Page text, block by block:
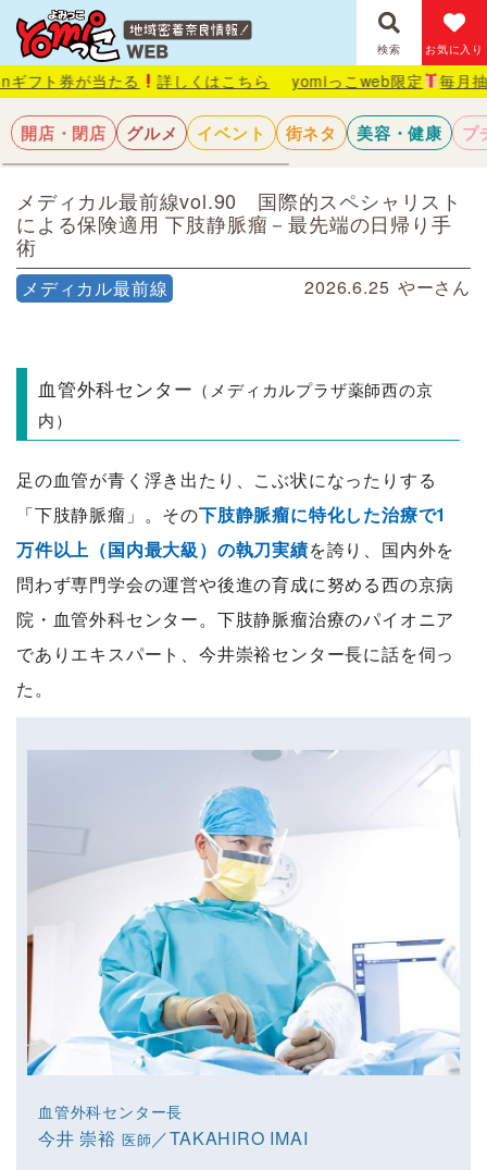
検索 お気に入り
る 詳しくはこちら yomiっこweb限定 毎月抽選で1名様に
開店・閉店 グルメ イベント 街ネタ 美容・健康 プ
メディカル最前線vol.90 国際的スペシャリスト
による保険適用 下肢静脈瘤－最先端の日帰り手
術
メディカル最前線 2026.6.25 やーさん
血管外科センター （メディカルプラザ薬師西の京
内）
足の血管が青く浮き出たり、こぶ状になったりする
「下肢静脈瘤」。その下肢静脈瘤に特化した治療で1
万件以上（国内最大級）の執刀実績を誇り、国内外を
問わず専門学会の運営や後進の育成に努める西の京病
院・血管外科センター。下肢静脈瘤治療のパイオニア
でありエキスパート、今井崇裕センター長に話を伺っ
た。
血管外科センター長
今井 崇裕 医師 ／TAKAHIRO IMAI